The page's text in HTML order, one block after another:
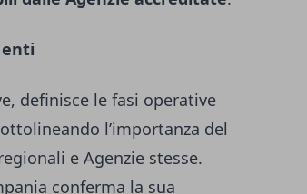
definisce le fasi operative
l’importanza del
e Agenzie stesse.
conferma la sua